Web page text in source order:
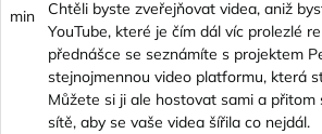
min
Chtěli byste zveřejňovat videa, aniž
YouTube, které je čím dál víc prolezlé
přednášce se seznámíte s projektem
stejnojmennou video platformu, která
Můžete si ji ale hostovat sami a přitom
sítě, aby se vaše videa šířila co nejdál.